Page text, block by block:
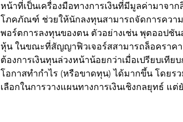
หน้าที่เป็นเครื่องมือทางการเงินที่มีมูลค่ามาจ
โภคภัณฑ์ ช่วยให้นักลงทุนสามารถจัดการควา
พอร์ตการลงทุนของตน ตัวอย่างเช่น พุตออปชั
หุ้น ในขณะที่สัญญาฟิวเจอร์สสามารถล็อครา
ต้องการเงินทุนล่วงหน้าน้อยกว่าเมื่อเปรียบเที
โอกาสทำกำไร (หรือขาดทุน) ได้มากขึ้น โดย
เลือกในการวางแผนทางการเงินเชิงกลยุทธ์ แ